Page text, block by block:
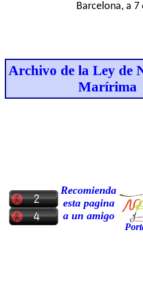
Barcelona, a 7
Archivo de la Ley de
Marírima
Recomienda
esta pagina
a un amigo